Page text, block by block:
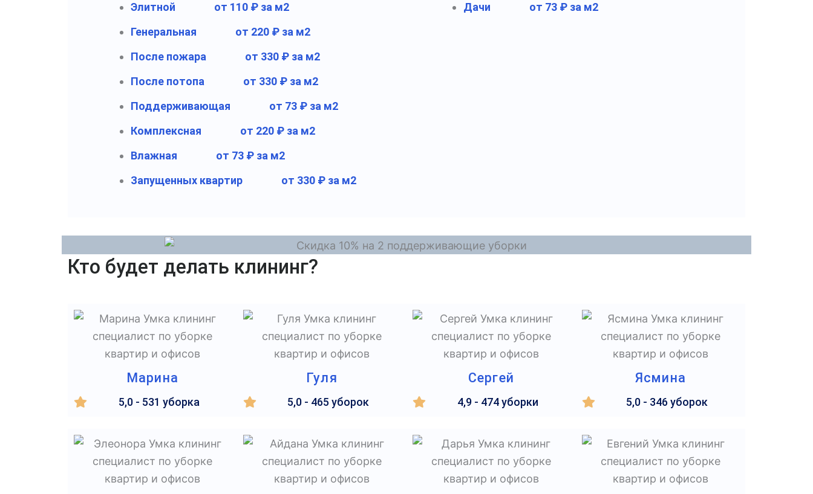
Элитной
от 110 ₽ за м2
Генеральная
от 220 ₽ за м2
После пожара
от 330 ₽ за м2
После потопа
от 330 ₽ за м2
Поддерживающая
от 73 ₽ за м2
Комплексная
от 220 ₽ за м2
Влажная
от 73 ₽ за м2
Запущенных квартир
от 330 ₽ за м2
Дачи
от 73 ₽ за м2
Кто будет делать клининг?
Марина
5,0 - 531 уборка
Гуля
5,0 - 465 уборок
Сергей
4,9 - 474 уборки
Ясмина
5,0 - 346 уборок